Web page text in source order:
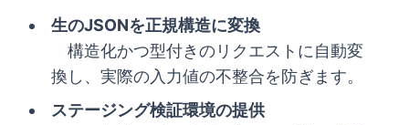
生のJSONを正規構造に変換
構造化かつ型付きのリクエストに自動変
換し、実際の入力値の不整合を防ぎます。
ステージング検証環境の提供